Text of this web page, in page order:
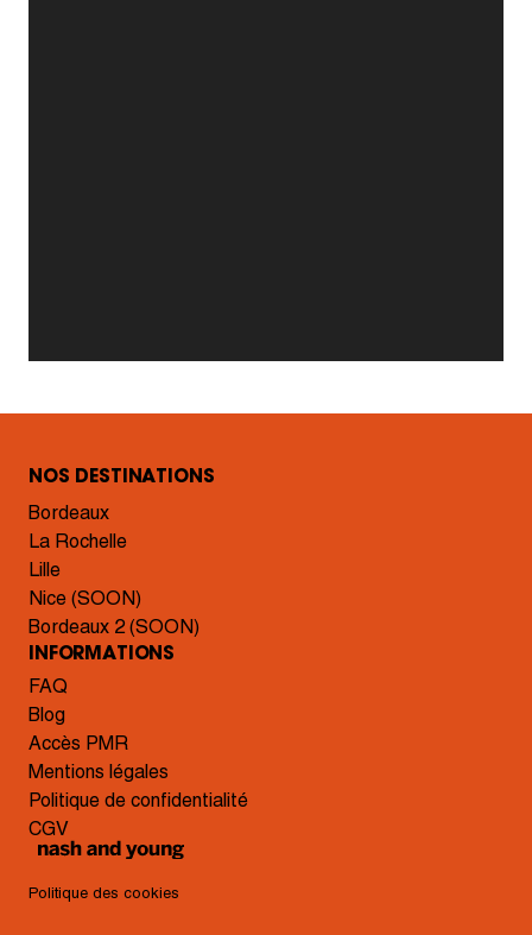
NOS DESTINATIONS
Bordeaux
La Rochelle
Lille
Nice (SOON)
Bordeaux 2 (SOON)
INFORMATIONS
FAQ
Blog
Accès PMR
Mentions légales
Politique de confidentialité
CGV
Politique des cookies